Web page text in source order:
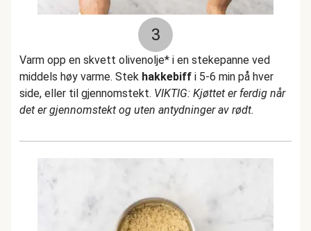
3
Varm opp en skvett olivenolje* i en stekepanne ved
middels høy varme. Stek hakkebiff i 5-6 min på hver
side, eller til gjennomstekt. VIKTIG: Kjøttet er ferdig når
det er gjennomstekt og uten antydninger av rødt.